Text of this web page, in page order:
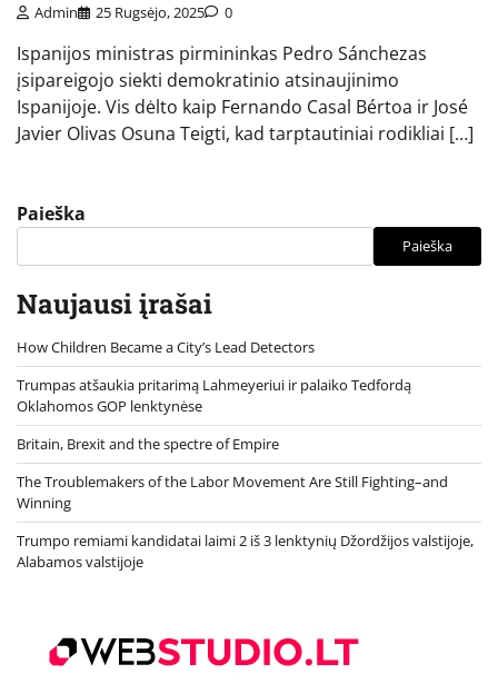
Admin 25 Rugsėjo, 2025 0
Ispanijos ministras pirmininkas Pedro Sánchezas
įsipareigojo siekti demokratinio atsinaujinimo
Ispanijoje. Vis dėlto kaip Fernando Casal Bértoa ir José
Javier Olivas Osuna Teigti, kad tarptautiniai rodikliai […]
Paieška
Paieška
Naujausi įrašai
How Children Became a City’s Lead Detectors
Trumpas atšaukia pritarimą Lahmeyeriui ir palaiko Tedfordą
Oklahomos GOP lenktynėse
Britain, Brexit and the spectre of Empire
The Troublemakers of the Labor Movement Are Still Fighting–and
Winning
Trumpo remiami kandidatai laimi 2 iš 3 lenktynių Džordžijos valstijoje,
Alabamos valstijoje